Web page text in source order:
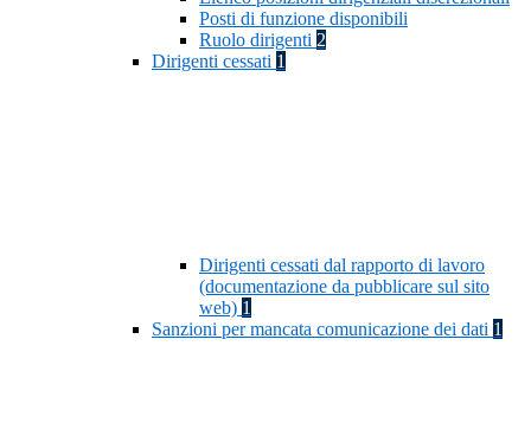
Posti di funzione disponibili
Ruolo dirigenti 2
Dirigenti cessati 1
Dirigenti cessati dal rapporto di lavoro
(documentazione da pubblicare sul sito
web) 1
Sanzioni per mancata comunicazione dei dati 1